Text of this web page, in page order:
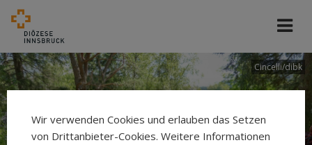
Cincelli/dibk
Wir verwenden Cookies und erlauben das Setzen
von Drittanbieter-Cookies. Weitere Informationen